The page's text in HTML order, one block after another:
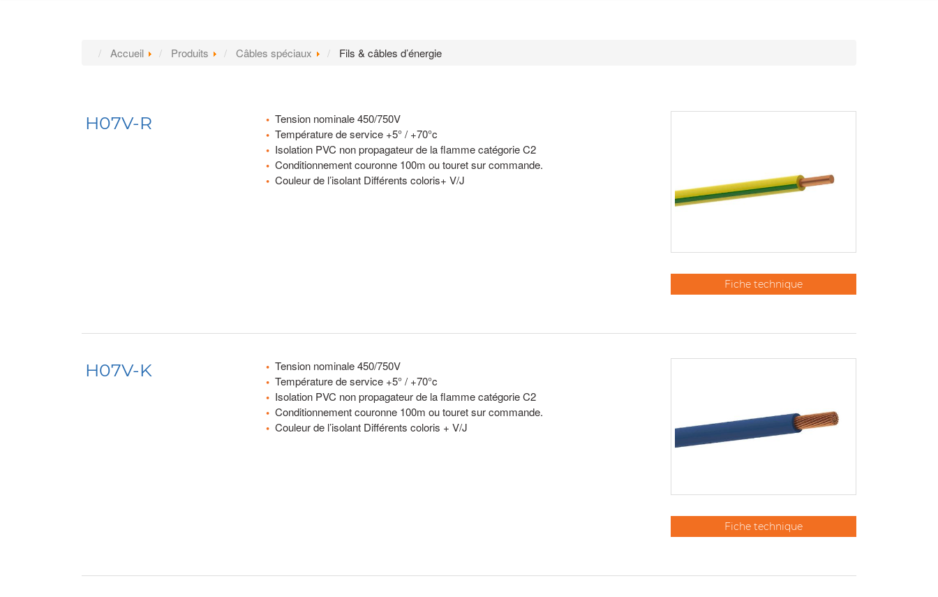
Accueil Produits Câbles spéciaux Fils & câbles d’énergie
H07V-R
Tension nominale 450/750V
Température de service +5° / +70°c
Isolation PVC non propagateur de la flamme catégorie C2
Conditionnement couronne 100m ou touret sur commande.
Couleur de l’isolant Différents coloris+ V/J
Fiche technique
H07V-K
Tension nominale 450/750V
Température de service +5° / +70°c
Isolation PVC non propagateur de la flamme catégorie C2
Conditionnement couronne 100m ou touret sur commande.
Couleur de l’isolant Différents coloris + V/J
Fiche technique